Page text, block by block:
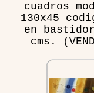
cuadros
130x45
en
cms.